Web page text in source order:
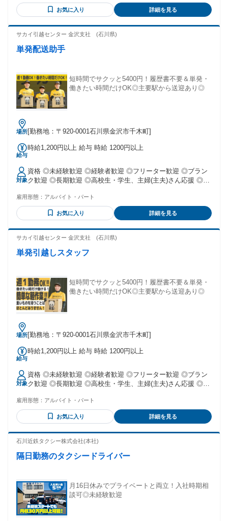
ハローワークでお仕事探し中の方にもおすすめ ◆中高年の方
も多数活躍しています。 【先輩スタッフさんの職歴例】 全く
た方 ・コンビニやスーパーなどの販売接客をされていた方 ・
力等の事務をされていた方 ・短期で倉庫内作業をされていた
お気に入り 詳細を見る
サカイ引越センター 金沢支社 (石川県)
単発配送助手
短時間でサクッと5400円！履歴書不要＆単発・
働きたい時間だけOK◎主要駅から送迎あり◎
場所[勤務地：〒920-0001石川県金沢市千木町]
給与
時給1,200円以上 給与 時給 1200円以上
対象
資格 ◎未経験歓迎 ◎経験者歓迎 ◎フリーター歓迎 ◎ブラン
ク歓迎 ◎長期歓迎 ◎高校生・学生、主婦(主夫)さん応援 ◎W
齢層の方が活躍中♪ 【こんな方からのご応募お待ちしていま
す】 ・食品関連倉庫内作業・自動車製造・航空機製造・金型
製造・食品製造・工場内作業・検査・検品・ライン作業・軽
お仕事に興味がある方 ・飲食店（居酒屋・ファミレス・カフ
土木作業員・建築作業員・現場作業員・警備員などから未経
常勤、短期など雇用形態や働き方問わず軽作業のお仕事をお
探しの方 ・土日祝休みから平日も休めるお仕事をお探しの方
・ハローワークでしっかり稼げるお仕事が見つからなかった
という方も応援。
雇用形態： アルバイト・パート
お気に入り 詳細を見る
サカイ引越センター 金沢支社 (石川県)
単発引越しスタッフ
短時間でサクッと5400円！履歴書不要＆単発・
働きたい時間だけOK◎主要駅から送迎あり◎
場所[勤務地：〒920-0001石川県金沢市千木町]
給与
時給1,200円以上 給与 時給 1200円以上
対象
資格 ◎未経験歓迎 ◎経験者歓迎 ◎フリーター歓迎 ◎ブラン
ク歓迎 ◎長期歓迎 ◎高校生・学生、主婦(主夫)さん応援 ◎W
齢層の方が活躍中♪ 【こんな方からのご応募お待ちしていま
す】 ・食品関連倉庫内作業・自動車製造・航空機製造・金型
製造・食品製造・工場内作業・検査・検品・ライン作業・軽
お仕事に興味がある方 ・飲食店（居酒屋・ファミレス・カフ
土木作業員・建築作業員・現場作業員・警備員などから未経
常勤、短期など雇用形態や働き方問わず軽作業のお仕事をお
探しの方 ・土日祝休みから平日も休めるお仕事をお探しの方
・ハローワークでしっかり稼げるお仕事が見つからなかった
という方も応援。
雇用形態： アルバイト・パート
お気に入り 詳細を見る
石川近鉄タクシー株式会社(本社)
隔日勤務のタクシードライバー
月16日休みでプライベートと両立！入社時期相
談可◎未経験歓迎